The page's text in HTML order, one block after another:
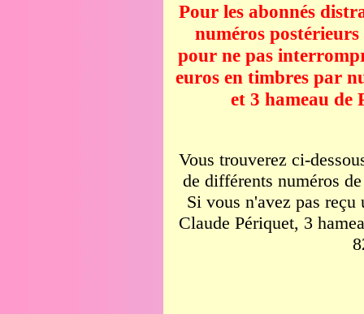
Pour les abonnés
numéros
pour ne pas
euros en timbres par
et 3 hameau de
Vous trouverez ci-
de différents numéros
Si vous n'avez pas reçu
Claude Périquet, 3